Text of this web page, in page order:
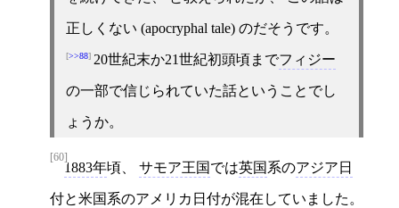
正しくない (apocryphal tale) のだそうです。
>>88 20世紀末か21世紀初頭頃までフィジー
の一部で信じられていた話ということでし
ょうか。
[60]
1883年頃、 サモア王国では英国系のアジア日
付と米国系のアメリカ日付が混在していました。